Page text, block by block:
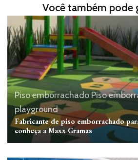
Você também pode
Piso emborrachadoPiso
playground
Fabricante de piso emborrachado
conheça a Maxx Gramas